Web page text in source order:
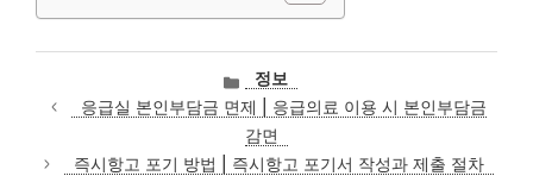
카
테
고
리
정보
응급실 본인부담금 면제 | 응급의료 이용 시 본인부담금
감면
즉시항고 포기 방법 | 즉시항고 포기서 작성과 제출 절차